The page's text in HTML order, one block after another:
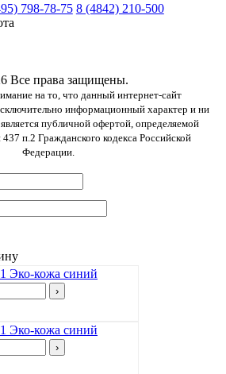
798-78-75 8 (4842) 210-500
Все права защищены.
на то, что данный интернет-сайт
информационный характер и ни
публичной офертой, определяемой
п.2 Гражданского кодекса Российской
Федерации.
Эко-кожа синий
›
Эко-кожа синий
›